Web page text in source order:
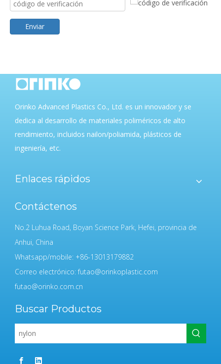
Enviar
Orinko Advanced Plastics Co., Ltd. es un innovador y se
dedica al desarrollo de materiales poliméricos de alto
rendimiento, incluidos nailon/poliamida, plásticos de
ingeniería, etc.
Enlaces rápidos
Contáctenos
No.2 Luhua Road, Boyan Science Park, Hefei, provincia de
Anhui, China
Whatsapp/mobile: +86-13013179882
Correo electrónico:futao@orinkoplastic.com
futao@orinko.com.cn
Buscar Productos